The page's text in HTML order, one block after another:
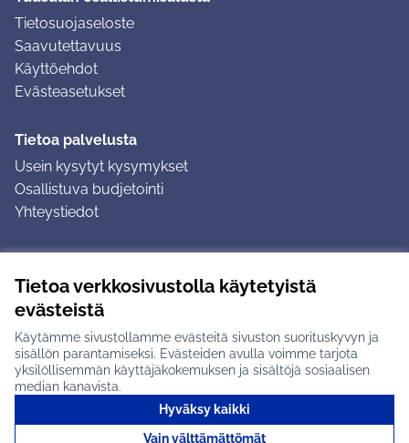
Tietoa verkkosivustolla käytetyistä
evästeistä
Käytämme sivustollamme evästeitä sivuston suorituskyvyn ja
sisällön parantamiseksi. Evästeiden avulla voimme tarjota
yksilöllisemmän käyttäjäkokemuksen ja sisältöjä sosiaalisen
median kanavista.
Hyväksy kaikki
Vain välttämättömät
Tietosuojaseloste
Saavutettavuus
Käyttöehdot
Evästeasetukset
Tietoa palvelusta
Usein kysytyt kysymykset
Osallistuva budjetointi
Yhteystiedot
Ohjeet kirjautumiseen
Ohjeet kommentin jättämiseen
Tuusulan osallistumisalusta X-palvelussa